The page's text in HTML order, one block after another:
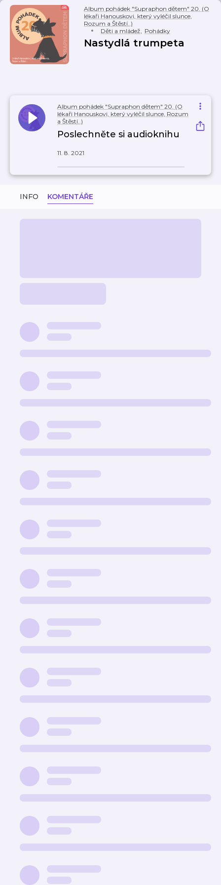
Album pohádek "Supraphon dětem" 20. (O
lékaři Hanouskovi, který vyléčil slunce,
Rozum a Štěstí..)
Děti a mládež, Pohádky
Nastydlá trumpeta
Album pohádek "Supraphon dětem" 20. (O
lékaři Hanouskovi, který vyléčil slunce, Rozum
a Štěstí..)
Poslechněte si audioknihu
11. 8. 2021
INFO KOMENTÁŘE